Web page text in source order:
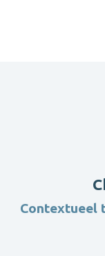
Contextueel